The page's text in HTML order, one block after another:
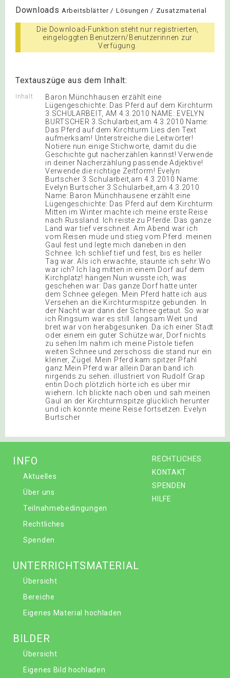
Downloads Arbeitsblätter / Lösungen / Zusatzmaterial
Die Download-Funktion steht nur registrierten,
eingeloggten Benutzern/Benutzerinnen zur
Verfügung.
Textauszüge aus dem Inhalt:
Inhalt
Baron Münchhausen erzählt eine
Lügengeschichte: Das Pferd auf dem Kirchturm
3.SCHULARBEIT, AM 4.3.2010 NAME: EVELYN
BURTSCHER 3.Schularbeit,am 4.3.2010 Name:
Das Pferd auf dem Kirchturm Lies den Text
aufmerksam! Unterstreiche die Leitwörter!
Notiere nun einige Stichworte, damit du die
Geschichte gut nacherzählen kannst! Verwende
in deiner Nacherzählung passende Adjektive!
Verwende die richtige Zeitform! Evelyn
Burtscher 3.Schularbeit,am 4.3.2010 Name:
Evelyn Burtscher 3.Schularbeit,am 4.3.2010
Name: Baron Münchhausene erzählt eine
Lügengeschichte: Das Pferd auf dem Kirchturm
Mitten im Winter machte ich meine erste Reise
nach Russland. Ich reiste zu Pferde. Das ganze
Land war tief verschneit. Am Abend war ich
vom Reisen müde und stieg vom Pferd. meinen
Gaul fest und legte mich daneben in den
Schnee. Ich schlief tief und fest, bis es heller
Tag war. Als ich erwachte, staunte ich sehr:Wo
war ich? Ich lag mitten in einem Dorf auf dem
Kirchplatz! hängen.Nun wusste ich, was
geschehen war: Das ganze Dorf hatte unter
dem Schnee gelegen. Mein Pferd hatte ich aus
Versehen an die Kirchturmspitze gebunden. In
der Nacht war dann der Schnee getaut. So war
ich Ringsum war es still. langsam Weit und
breit war von herabgesunken. Da ich einer Stadt
oder einem ein guter Schütze war, Dorf nichts
zu sehen.Im nahm ich meine Pistole tiefen
weiten Schnee und zerschoss die stand nur ein
kleiner, Zügel. Mein Pferd kam spitzer Pfahl
ganz Mein Pferd war allein.Daran band ich
nirgends zu sehen. illustriert von Rudolf Grap
entin Doch plötzlich hörte ich es über mir
wiehern. Ich blickte nach oben und sah meinen
Gaul an der Kirchturmspitze glücklich herunter
und ich konnte meine Reise fortsetzen. Evelyn
Burtscher
RECHTLICHES
KONTAKT
SPENDEN
HILFE
INFO
Aktuelles
Über uns
Teilnahmebedingungen
Rechtliches
Spenden
UNTERRICHTSMATERIAL
Übersicht
Bereiche
Eigenes Material hochladen
BILDER
Übersicht
Eigenes Bild hochladen